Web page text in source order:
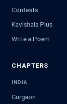
Contests
Kavishala Plus
Write a Poem
CHAPTERS
INDIA
Gurgaon